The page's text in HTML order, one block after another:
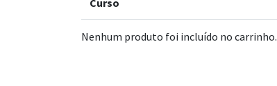
Curso
Nenhum produto foi incluído no carrinho.